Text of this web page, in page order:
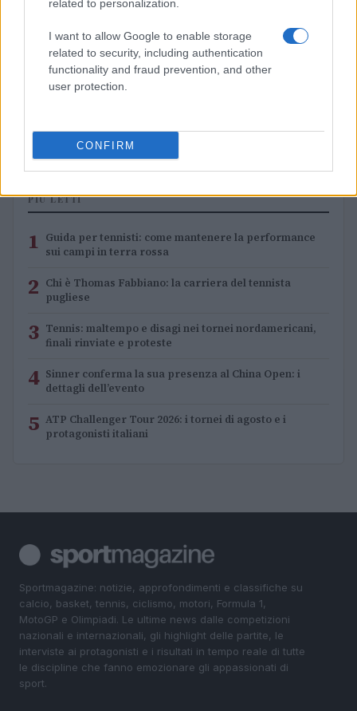
related to personalization.
I want to allow Google to enable storage
related to security, including authentication
functionality and fraud prevention, and other
user protection.
CONFIRM
Francesca Lombardi · 6 Ago 2026
PIÙ LETTI
1 Guida per tennisti: come mantenere la performance
sui campi in terra rossa
2 Chi è Thomas Fabbiano: la carriera del tennista
pugliese
3 Tennis: maltempo e disagi nei tornei nordamericani,
finali rinviate e proteste
4 Sinner conferma la sua presenza al China Open: i
dettagli dell’evento
5 ATP Challenger Tour 2026: i tornei di agosto e i
protagonisti italiani
Sportmagazine: notizie, approfondimenti e classifiche su
calcio, basket, tennis, ciclismo, motori, Formula 1,
MotoGP e Olimpiadi. Le ultime news dalle competizioni
nazionali e internazionali, gli highlight delle partite, le
interviste ai protagonisti e i risultati in tempo reale di tutte
le discipline che fanno emozionare gli appassionati di
sport.